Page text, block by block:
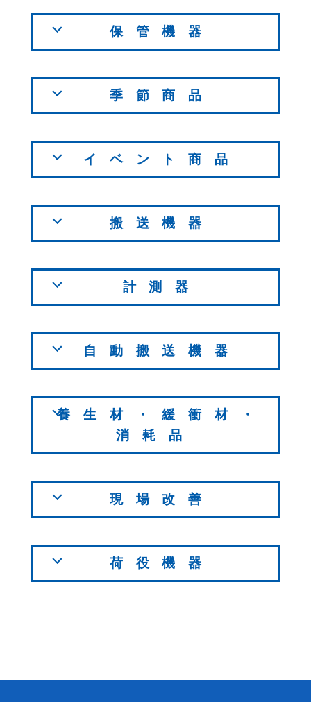
保管機器
季節商品
イベント商品
搬送機器
計測器
自動搬送機器
養生材・緩衝材・
消耗品
現場改善
荷役機器